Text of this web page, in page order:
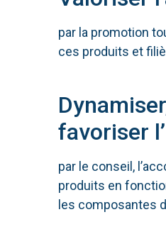
par la promotion
ces produits et
favoriser
par le conseil,
produits en
les composantes